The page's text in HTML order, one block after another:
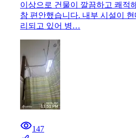
이상으로 건물이 깔끔하고 쾌적
참 편안했습니다. 내부 시설이
리되고 있어 병…
147